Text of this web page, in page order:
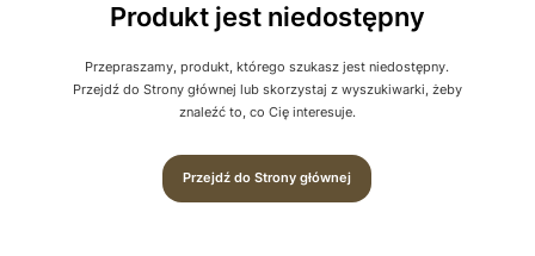
Produkt jest niedostępny
Przepraszamy, produkt, którego szukasz jest niedostępny.
Przejdź do Strony głównej lub skorzystaj z wyszukiwarki, żeby
znaleźć to, co Cię interesuje.
Przejdź do Strony głównej